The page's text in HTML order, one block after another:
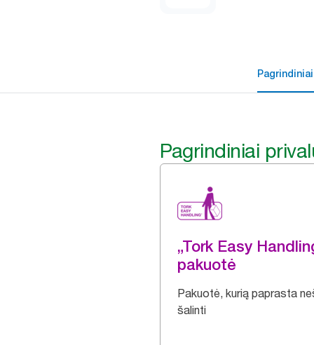
Pagrindiniai
„Tork Easy
pakuotė
Pakuotė, kurią paprasta
šalinti